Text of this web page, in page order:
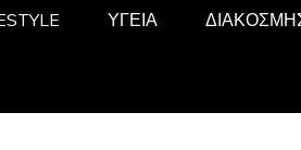
ΥΓΕΙΑ